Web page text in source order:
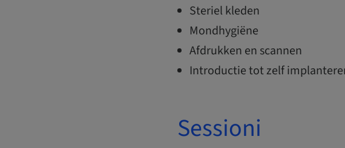
Steriel kleden
Mondhygiëne
Afdrukken en scannen
Introductie tot zelf
Sessioni